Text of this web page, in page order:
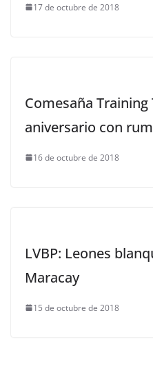
17 de octubre de 2018
Comesaña
aniversario con
16 de octubre de 2018
LVBP: Leones
Maracay
15 de octubre de 2018